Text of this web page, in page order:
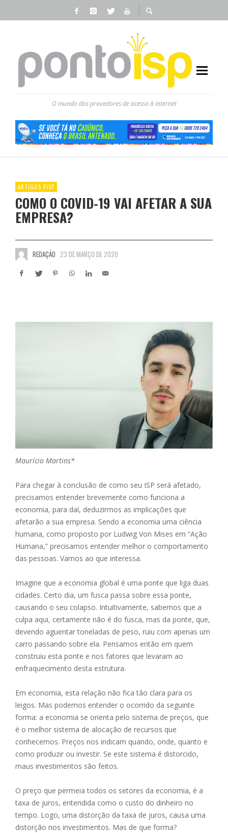
O mundo dos provedores de acesso à internet
ARTIGOS PISP
COMO O COVID-19 VAI AFETAR A SUA
EMPRESA?
REDAÇÃO 23 DE MARÇO DE 2020
Maurício Martins*
Para chegar à conclusão de como seu ISP será afetado,
precisamos entender brevemente como funciona a
economia, para daí, deduzirmos as implicações que
afetarão a sua empresa. Sendo a economia uma ciência
humana, como proposto por Ludwig Von Mises em “Ação
Humana,” precisamos entender melhor o comportamento
das pessoas. Vamos ao que interessa.
Imagine que a economia global é uma ponte que liga duas
cidades. Certo dia, um fusca passa sobre essa ponte,
causando o seu colapso. Intuitivamente, sabemos que a
culpa aqui, certamente não é do fusca, mas da ponte, que,
devendo aguentar toneladas de peso, ruiu com apenas um
carro passando sobre ela. Pensamos então em quem
construiu esta ponte e nos fatores que levaram ao
enfraquecimento desta estrutura.
Em economia, esta relação não fica tão clara para os
leigos. Mas podemos entender o ocorrido da seguinte
forma: a economia se orienta pelo sistema de preços, que
é o melhor sistema de alocação de recursos que
conhecemos. Preços nos indicam quando, onde, quanto e
como produzir ou investir. Se este sistema é distorcido,
maus investimentos são feitos.
O preço que permeia todos os setores da economia, é a
taxa de juros, entendida como o custo do dinheiro no
tempo. Logo, uma distorção da taxa de juros, causa uma
distorção nos investimentos. Mas de que forma?